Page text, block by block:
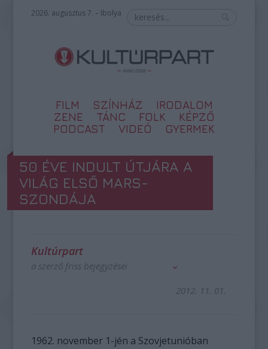
2026. augusztus 7. – Ibolya
FILM SZÍNHÁZ
IRODALOM
ZENE
TÁNC FOLK
KÉPZŐ
PODCAST
VIDEÓ GYERMEK
50 ÉVE INDULT ÚTJÁRA A
VILÁG ELSŐ MARS-
SZONDÁJA
Kultúrpart
a szerző friss bejegyzései
2012. 11. 01.
1962. november 1-jén a Szovjetunióban